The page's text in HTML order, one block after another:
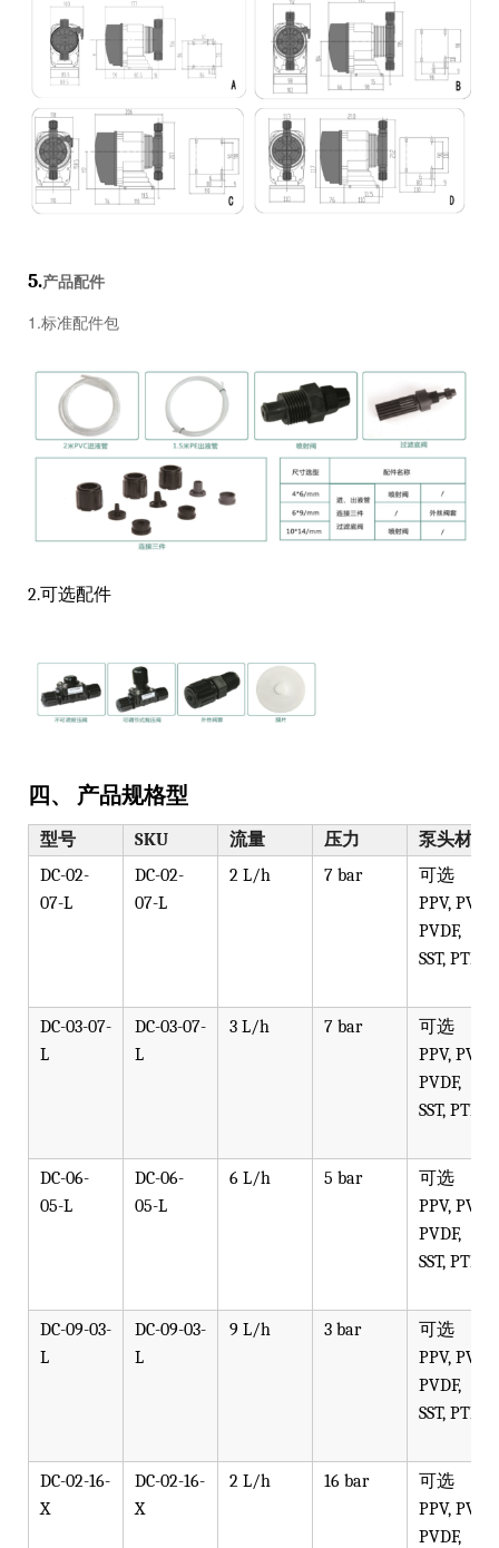
5.产品配件
1.标准配件包
2.可选配件
四、 产品规格型
型号 SKU 流量 压力
泵头材质
DC-02-
07-L
DC-02-
07-L
2 L/h 7 bar
可选
PPV, PVT,
PVDF,
SST, PTFE
DC-03-07-
L
DC-03-07-
L
3 L/h 7 bar
可选
PPV, PVT,
PVDF,
SST, PTFE
DC-06-
05-L
DC-06-
05-L
6 L/h 5 bar
可选
PPV, PVT,
PVDF,
SST, PTFE
DC-09-03-
L
DC-09-03-
L
9 L/h 3 bar
可选
PPV, PVT,
PVDF,
SST, PTFE
DC-02-16-
X
DC-02-16-
X
2 L/h 16 bar
可选
PPV, PVT,
PVDF,